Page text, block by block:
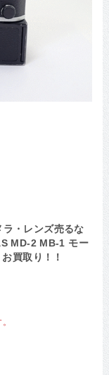
・レンズ売るな
MD-2 MB-1 モー
買取り！！